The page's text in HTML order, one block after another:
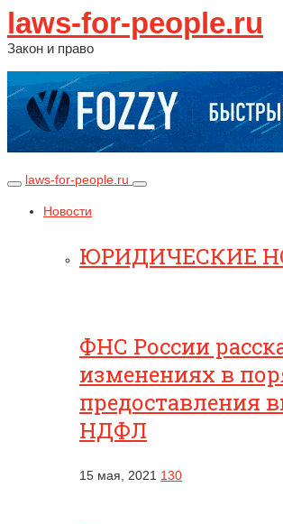
laws-for-people.ru
Закон и право
laws-for-people.ru
Новости
ЮРИДИЧЕСКИЕ
ФНС России
изменениях в
предоставления
НДФЛ
15 мая, 2021 130